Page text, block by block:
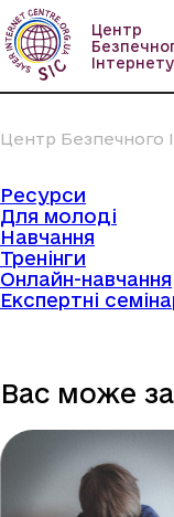
Пропустити
вміст
Центр
Інтернету
Центр Безпечного
Ресурси
Для молоді
Навчання
Тренінги
Онлайн-навчання
Експертні
Вас може